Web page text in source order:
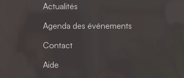
Actualités
Agenda des événements
Contact
Aide